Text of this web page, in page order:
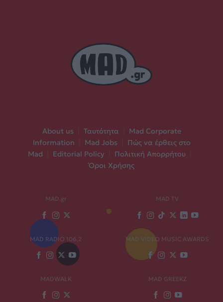
About us Ταυτότητα
Mad Corporate
Information
Mad Jobs
Πώς να έρθεις στο
Mad
Editorial Policy Πολιτική Απορρήτου
Όροι Χρήσης
MAD.gr MAD TV
MAD RADIO 106,2 MAD VIDEO MUSIC AWARDS
MADWALK MAD GREEKZ